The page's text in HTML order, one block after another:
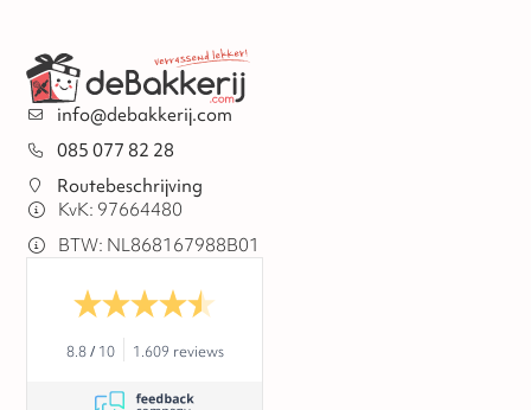
info@debakkerij.com
085 077 82 28
Routebeschrijving
KvK: 97664480
BTW: NL868167988B01
8.8/ 10 1.609 reviews